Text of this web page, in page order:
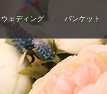
ウェディング バンケット